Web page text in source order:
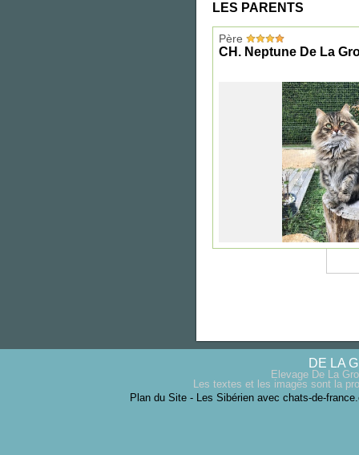
LES PARENTS
Père
CH. Neptune De La
DE LA
Elevage De La
Les textes et les images sont la
Plan du Site- Les Sibérien avec chats-de-